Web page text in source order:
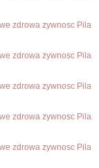
zdrowa zywnosc Pila
zdrowa zywnosc Pila
zdrowa zywnosc Pila
zdrowa zywnosc Pila
zdrowa zywnosc Pila